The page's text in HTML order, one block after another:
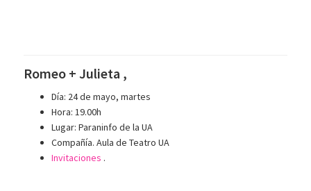
Romeo + Julieta ,
Día: 24 de mayo, martes
Hora: 19.00h
Lugar: Paraninfo de la UA
Compañía. Aula de Teatro UA
Invitaciones .